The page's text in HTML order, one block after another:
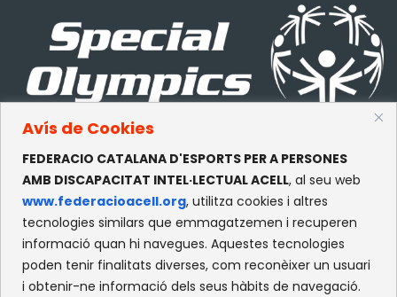
Avís de Cookies
FEDERACIO CATALANA D'ESPORTS PER A PERSONES
AMB DISCAPACITAT INTEL·LECTUAL ACELL, al seu web
www.federacioacell.org, utilitza cookies i altres
tecnologies similars que emmagatzemen i recuperen
informació quan hi navegues. Aquestes tecnologies
poden tenir finalitats diverses, com reconèixer un usuari
i obtenir-ne informació dels seus hàbits de navegació.
CONTACTE
c/Olympe de Gouges, S/N
Recinte Mundet
08035 -Barcelona